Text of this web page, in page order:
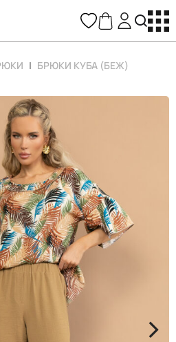
БРЮКИ КУБА (БЕЖ)
>